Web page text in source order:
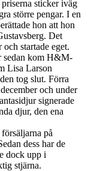
sticker iväg
större pengar. I en
hon att hon
Det
startade eget.
sedan kom H&M-
Lisa Larson
tog slut. Förra
och under
signerade
djur, den ena
på
dess har de
dock upp i
stjärna.